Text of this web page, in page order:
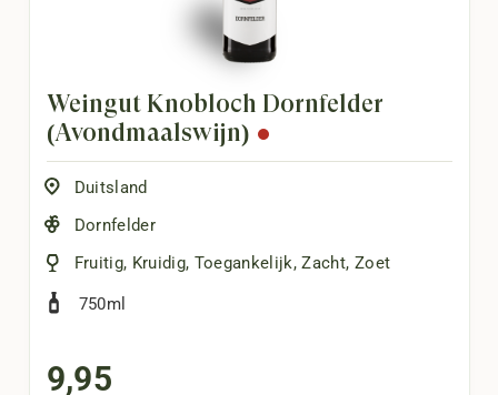
Weingut Knobloch Dornfelder
(Avondmaalswijn)
Duitsland
Dornfelder
Fruitig, Kruidig, Toegankelijk,Zacht, Zoet
750ml
9,95